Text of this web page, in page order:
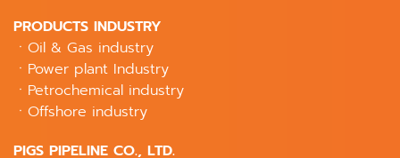
PRODUCTS INDUSTRY
ㆍOil & Gas industry
ㆍPower plant Industry
ㆍPetrochemical industry
ㆍOffshore industry
PIGS PIPELINE CO., LTD.